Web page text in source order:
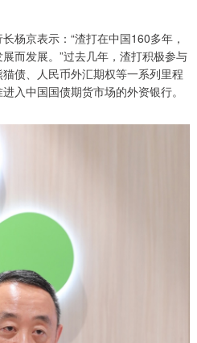
杨京表示：“渣打在中国160多年，
而发展。”过去几年，渣打积极参与
债、人民币外汇期权等一系列里程
入中国国债期货市场的外资银行。